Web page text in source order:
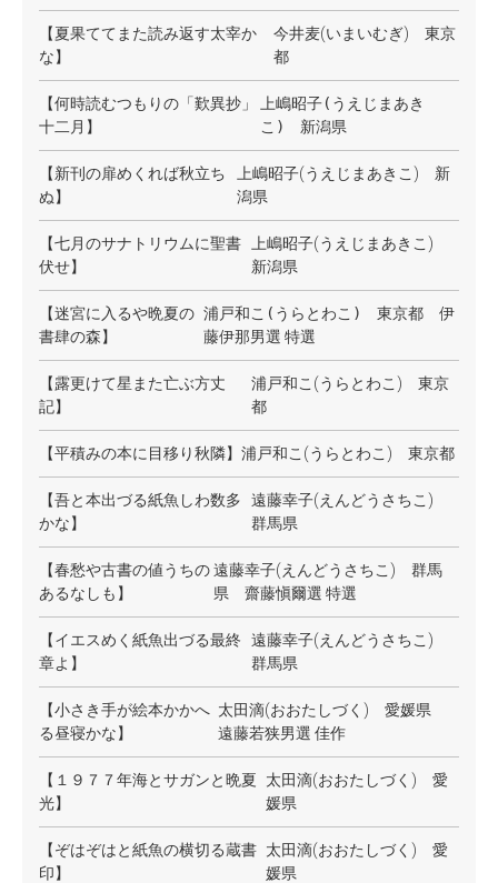
【夏果ててまた読み返す太宰か
な】
今井麦(いまいむぎ) 東京
都
【何時読むつもりの「歎異抄」
十二月】
上嶋昭子(うえじまあき
こ)
新潟県
【新刊の扉めくれば秋立ち
ぬ】
上嶋昭子(うえじまあきこ) 新
潟県
【七月のサナトリウムに聖書
伏せ】
上嶋昭子(うえじまあきこ)
新潟県
【迷宮に入るや晩夏の
書肆の森】
浦戸和こ(うらとわこ)
東京都 伊
藤伊那男選 特選
【露更けて星また亡ぶ方丈
記】
浦戸和こ(うらとわこ) 東京
都
【平積みの本に目移り秋隣】 浦戸和こ(うらとわこ) 東京都
【吾と本出づる紙魚しわ数多
かな】
遠藤幸子(えんどうさちこ)
群馬県
【春愁や古書の値うちの
あるなしも】
遠藤幸子(えんどうさちこ) 群馬
県 齋藤愼爾選 特選
【イエスめく紙魚出づる最終
章よ】
遠藤幸子(えんどうさちこ)
群馬県
【小さき手が絵本かかへ
る昼寝かな】
太田滴(おおたしづく) 愛媛県
遠藤若狭男選 佳作
【１９７７年海とサガンと晩夏
光】
太田滴(おおたしづく) 愛
媛県
【ぞはぞはと紙魚の横切る蔵書
印】
太田滴(おおたしづく) 愛
媛県